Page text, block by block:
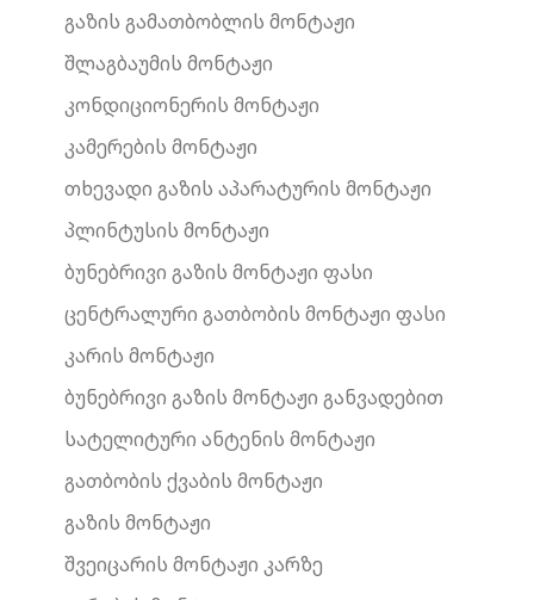
გაზის გამათბობლის მონტაჟი
შლაგბაუმის მონტაჟი
კონდიციონერის მონტაჟი
კამერების მონტაჟი
თხევადი გაზის აპარატურის მონტაჟი
პლინტუსის მონტაჟი
ბუნებრივი გაზის მონტაჟი ფასი
ცენტრალური გათბობის მონტაჟი ფასი
კარის მონტაჟი
ბუნებრივი გაზის მონტაჟი განვადებით
სატელიტური ანტენის მონტაჟი
გათბობის ქვაბის მონტაჟი
გაზის მონტაჟი
შვეიცარის მონტაჟი კარზე